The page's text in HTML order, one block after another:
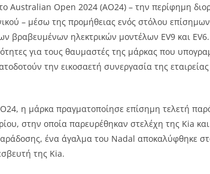
Australian Open 2024 (AO24) – την περίφημη
– μέσω της προμήθειας ενός στόλου
βραβευμένων ηλεκτρικών μοντέλων EV9 και EV
για τους θαυμαστές της μάρκας που
την εικοσαετή συνεργασία της
24, η μάρκα πραγματοποίησε επίσημη τελετή
στην οποία παρευρέθηκαν στελέχη της Kia
ένα άγαλμα του Nadal αποκαλύφθηκε
της Kia.